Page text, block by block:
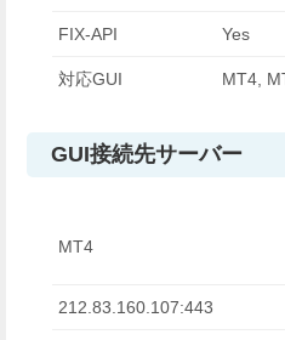
FIX-API Yes
対応GUI MT4,
GUI接続先サーバー
MT4
212.83.160.107:443